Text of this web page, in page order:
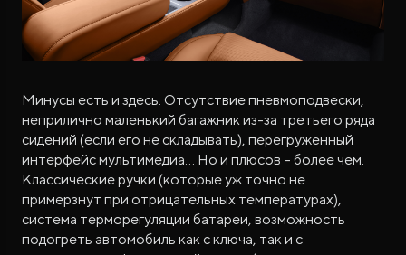
Минусы есть и здесь. Отсутствие пневмоподвески,
неприлично маленький багажник из-за третьего ряда
сидений (если его не складывать), перегруженный
интерфейс мультимедиа… Но и плюсов – более чем.
Классические ручки (которые уж точно не
примерзнут при отрицательных температурах),
система терморегуляции батареи, возможность
подогреть автомобиль как с ключа, так и с